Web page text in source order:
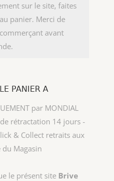
sur le site, faites
panier. Merci de
avant
PANIER A
par MONDIAL
rétractation 14 jours -
& Collect retraits aux
Magasin
le présent site Brive